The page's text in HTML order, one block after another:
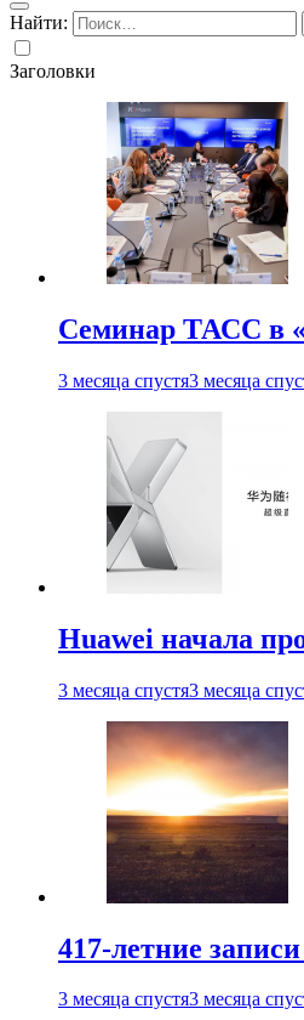
Найти:
Заголовки
Семинар ТАСС в
3 месяца спустя3 месяца
Huawei начала
3 месяца спустя3 месяца
417-летние
3 месяца спустя3 месяца